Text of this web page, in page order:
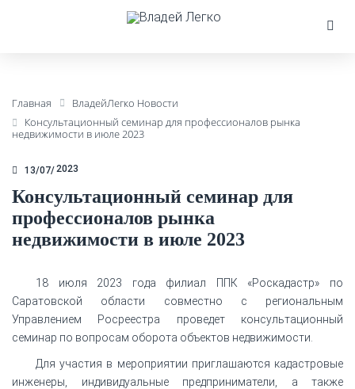
Главная
ВладейЛегко Новости
Консультационный семинар для профессионалов рынка
недвижимости в июле 2023
13/07 2023
Консультационный семинар для
профессионалов рынка
недвижимости в июле 2023
18 июля 2023 года филиал ППК «Роскадастр» по
Саратовской области совместно с региональным
Управлением Росреестра проведет консультационный
семинар по вопросам оборота объектов недвижимости.
Для участия в мероприятии приглашаются кадастровые
инженеры, индивидуальные предприниматели, а также